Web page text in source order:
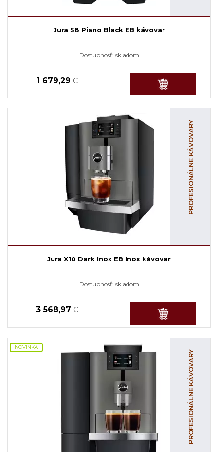
Jura S8 Piano Black EB kávovar
Dostupnosť: skladom
1 679,29 €
PROFESIONÁLNE KÁVOVARY
Jura X10 Dark Inox EB Inox kávovar
Dostupnosť: skladom
3 568,97 €
NOVINKA
PROFESIONÁLNE KÁVOVARY